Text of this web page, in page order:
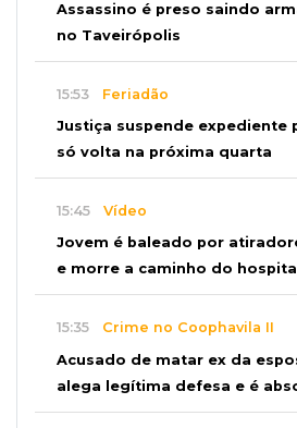
Assassino é preso saindo
no Taveirópolis
15:53 Feriadão
Justiça suspende expediente
só volta na próxima quarta
15:45 Vídeo
Jovem é baleado por
e morre a caminho do hospital
15:35 Crime no Coophavila II
Acusado de matar ex da
alega legítima defesa e é